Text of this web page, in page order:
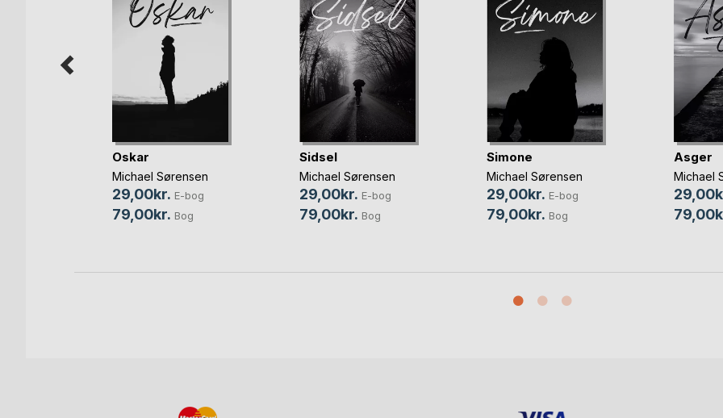
Oskar
Michael Sørensen
29,00kr. E-bog
79,00kr. Bog
Sidsel
Michael Sørensen
29,00kr. E-bog
79,00kr. Bog
Simone
Michael Sørensen
29,00kr. E-bog
79,00kr. Bog
Asger
Michael